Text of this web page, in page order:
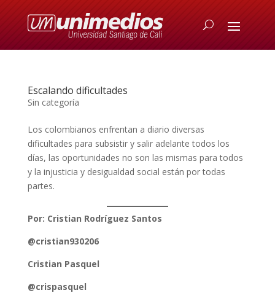
Escalando dificultades
Sin categoría
Los colombianos enfrentan a diario diversas
dificultades para subsistir y salir adelante todos los
días, las oportunidades no son las mismas para todos
y la injusticia y desigualdad social están por todas
partes.
Por: Cristian Rodríguez Santos
@cristian930206
Cristian Pasquel
@crispasquel